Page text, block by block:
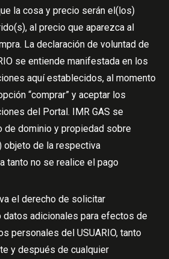
la cosa y precio serán el(los)
al precio que aparezca al
La declaración de voluntad de
se entiende manifestada en los
aquí establecidos, al momento
“comprar” y aceptar los
del Portal. IMR GAS se
de dominio y propiedad sobre
objeto de la respectiva
tanto no se realice el pago
el derecho de solicitar
adicionales para efectos de
personales del USUARIO, tanto
y después de cualquier